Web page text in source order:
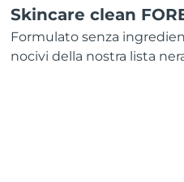
Skincare clean
Formulato senza
nocivi della nostra lista